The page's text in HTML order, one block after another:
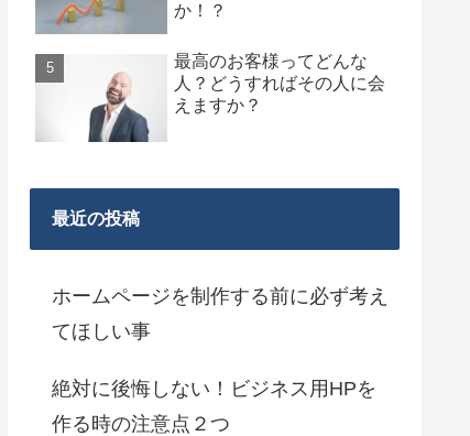
か！？
最高のお客様ってどんな
人？どうすればその人に会
えますか？
最近の投稿
ホームページを制作する前に必ず考え
てほしい事
絶対に後悔しない！ビジネス用HPを
作る時の注意点２つ